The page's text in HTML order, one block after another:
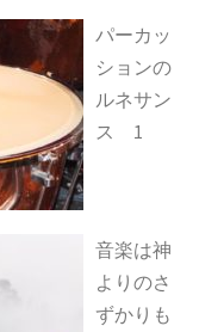
パーカッ
ションの
ルネサン
ス 1
音楽は神
よりのさ
ずかりも